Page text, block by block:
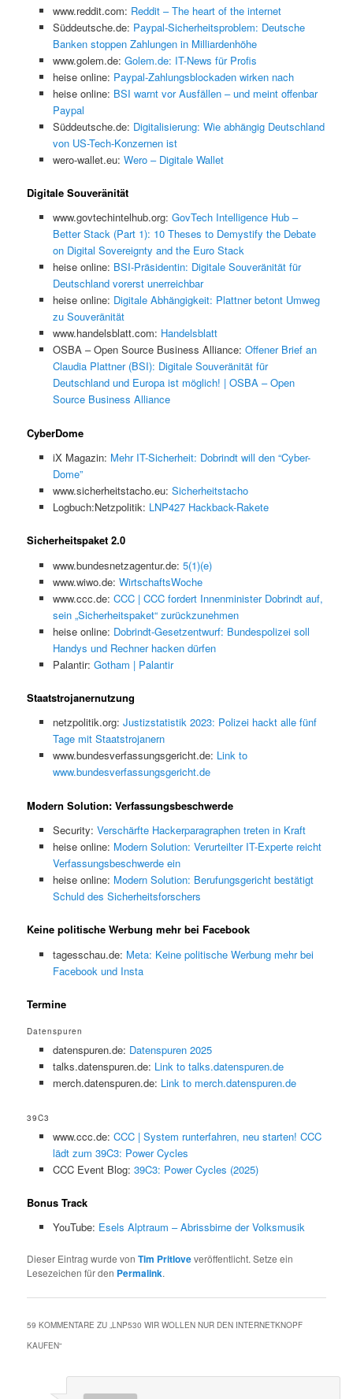
www.reddit.com: Reddit – The heart of the internet
Süddeutsche.de: Paypal-Sicherheitsproblem: Deutsche
Banken stoppen Zahlungen in Milliardenhöhe
www.golem.de: Golem.de: IT-News für Profis
heise online: Paypal-Zahlungsblockaden wirken nach
heise online: BSI warnt vor Ausfällen – und meint offenbar
Paypal
Süddeutsche.de: Digitalisierung: Wie abhängig Deutschland
von US-Tech-Konzernen ist
wero-wallet.eu: Wero – Digitale Wallet
Digitale Souveränität
www.govtechintelhub.org: GovTech Intelligence Hub –
Better Stack (Part 1): 10 Theses to Demystify the Debate
on Digital Sovereignty and the Euro Stack
heise online: BSI-Präsidentin: Digitale Souveränität für
Deutschland vorerst unerreichbar
heise online: Digitale Abhängigkeit: Plattner betont Umweg
zu Souveränität
www.handelsblatt.com: Handelsblatt
OSBA – Open Source Business Alliance: Offener Brief an
Claudia Plattner (BSI): Digitale Souveränität für
Deutschland und Europa ist möglich! | OSBA – Open
Source Business Alliance
CyberDome
iX Magazin: Mehr IT-Sicherheit: Dobrindt will den “Cyber-
Dome”
www.sicherheitstacho.eu: Sicherheitstacho
Logbuch:Netzpolitik: LNP427 Hackback-Rakete
Sicherheitspaket 2.0
www.bundesnetzagentur.de: 5(1)(e)
www.wiwo.de: WirtschaftsWoche
www.ccc.de: CCC | CCC fordert Innenminister Dobrindt auf,
sein „Sicherheitspaket“ zurückzunehmen
heise online: Dobrindt-Gesetzentwurf: Bundespolizei soll
Handys und Rechner hacken dürfen
Palantir: Gotham | Palantir
Staatstrojanernutzung
netzpolitik.org: Justizstatistik 2023: Polizei hackt alle fünf
Tage mit Staatstrojanern
www.bundesverfassungsgericht.de: Link to
www.bundesverfassungsgericht.de
Modern Solution: Verfassungsbeschwerde
Security: Verschärfte Hackerparagraphen treten in Kraft
heise online: Modern Solution: Verurteilter IT-Experte reicht
Verfassungsbeschwerde ein
heise online: Modern Solution: Berufungsgericht bestätigt
Schuld des Sicherheitsforschers
Keine politische Werbung mehr bei Facebook
tagesschau.de: Meta: Keine politische Werbung mehr bei
Facebook und Insta
Termine
Datenspuren
datenspuren.de: Datenspuren 2025
talks.datenspuren.de: Link to talks.datenspuren.de
merch.datenspuren.de: Link to merch.datenspuren.de
39C3
www.ccc.de: CCC | System runterfahren, neu starten! CCC
lädt zum 39C3: Power Cycles
CCC Event Blog: 39C3: Power Cycles (2025)
Bonus Track
YouTube: Esels Alptraum – Abrissbirne der Volksmusik
Dieser Eintrag wurde vonTim Pritloveveröffentlicht. Setze ein
Lesezeichen für den Permalink.
59 KOMMENTARE ZU „LNP530 WIR WOLLEN NUR DEN INTERNETKNOPF
KAUFEN“